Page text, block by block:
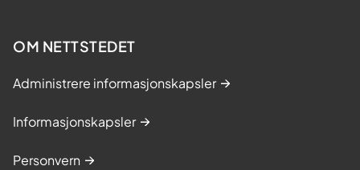
OM NETTSTEDET
Administrere informasjonskapsler
Informasjonskapsler
Personvern